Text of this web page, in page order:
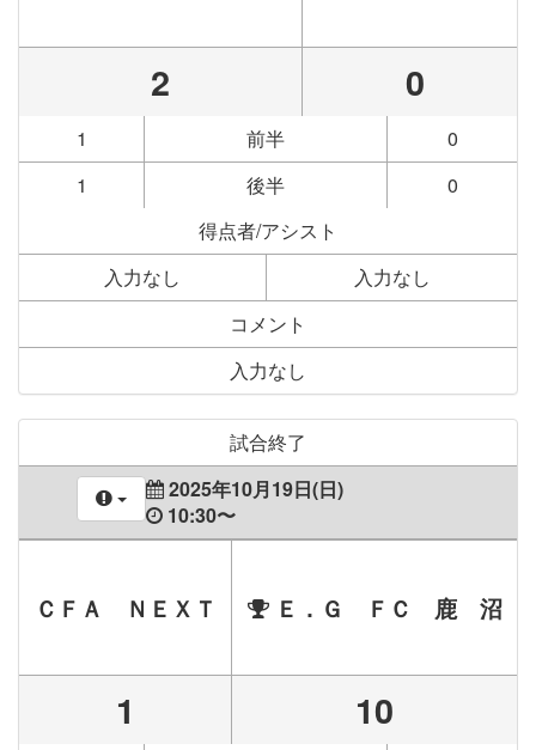
2 0
1 前半
0
1
後半
0
得点者/アシスト
入力なし
入力なし
コメント
入力なし
試合終了
2025年10月19日(日)
10:30〜
ＣＦＡ ＮＥＸＴ Ｅ．Ｇ ＦＣ 鹿 沼
1 10